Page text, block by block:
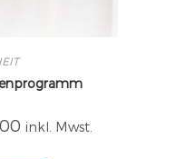
inkl. Mwst.